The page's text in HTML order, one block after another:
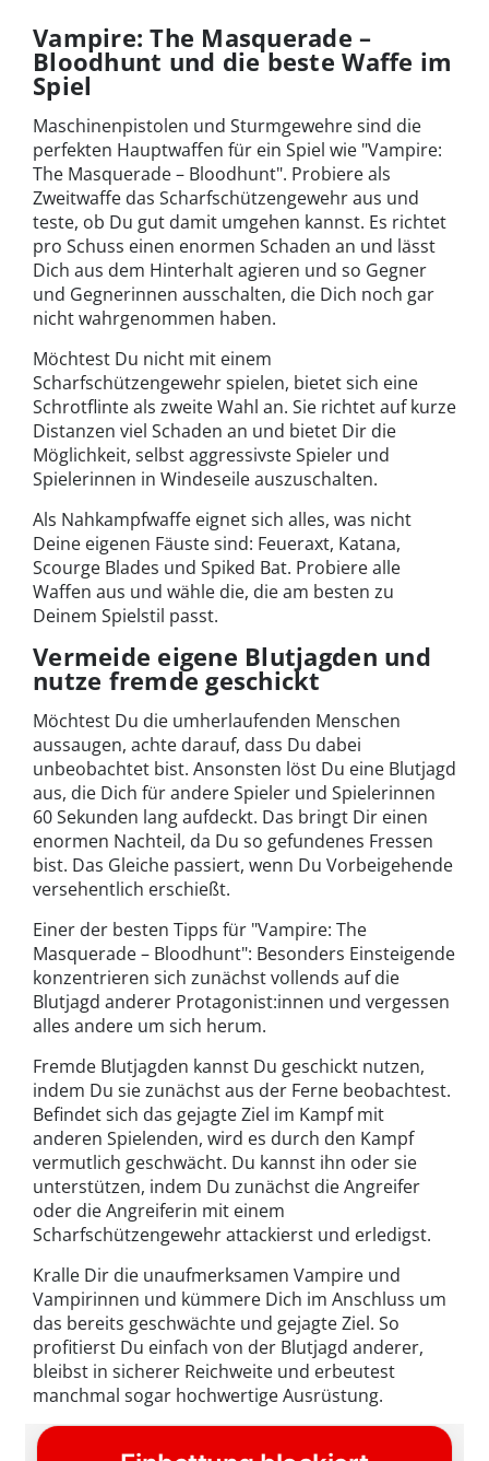
Vampire: The Masquerade –
Bloodhunt und die beste Waffe im
Spiel
Maschinenpistolen und Sturmgewehre sind die
perfekten Hauptwaffen für ein Spiel wie "Vampire:
The Masquerade – Bloodhunt". Probiere als
Zweitwaffe das Scharfschützengewehr aus und
teste, ob Du gut damit umgehen kannst. Es richtet
pro Schuss einen enormen Schaden an und lässt
Dich aus dem Hinterhalt agieren und so Gegner
und Gegnerinnen ausschalten, die Dich noch gar
nicht wahrgenommen haben.
Möchtest Du nicht mit einem
Scharfschützengewehr spielen, bietet sich eine
Schrotflinte als zweite Wahl an. Sie richtet auf kurze
Distanzen viel Schaden an und bietet Dir die
Möglichkeit, selbst aggressivste Spieler und
Spielerinnen in Windeseile auszuschalten.
Als Nahkampfwaffe eignet sich alles, was nicht
Deine eigenen Fäuste sind: Feueraxt, Katana,
Scourge Blades und Spiked Bat. Probiere alle
Waffen aus und wähle die, die am besten zu
Deinem Spielstil passt.
Vermeide eigene Blutjagden und
nutze fremde geschickt
Möchtest Du die umherlaufenden Menschen
aussaugen, achte darauf, dass Du dabei
unbeobachtet bist. Ansonsten löst Du eine Blutjagd
aus, die Dich für andere Spieler und Spielerinnen
60 Sekunden lang aufdeckt. Das bringt Dir einen
enormen Nachteil, da Du so gefundenes Fressen
bist. Das Gleiche passiert, wenn Du Vorbeigehende
versehentlich erschießt.
Einer der besten Tipps für "Vampire: The
Masquerade – Bloodhunt": Besonders Einsteigende
konzentrieren sich zunächst vollends auf die
Blutjagd anderer Protagonist:innen und vergessen
alles andere um sich herum.
Fremde Blutjagden kannst Du geschickt nutzen,
indem Du sie zunächst aus der Ferne beobachtest.
Befindet sich das gejagte Ziel im Kampf mit
anderen Spielenden, wird es durch den Kampf
vermutlich geschwächt. Du kannst ihn oder sie
unterstützen, indem Du zunächst die Angreifer
oder die Angreiferin mit einem
Scharfschützengewehr attackierst und erledigst.
Kralle Dir die unaufmerksamen Vampire und
Vampirinnen und kümmere Dich im Anschluss um
das bereits geschwächte und gejagte Ziel. So
profitierst Du einfach von der Blutjagd anderer,
bleibst in sicherer Reichweite und erbeutest
manchmal sogar hochwertige Ausrüstung.